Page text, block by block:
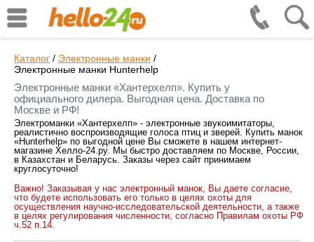
Каталог / Электронные манки /
Электронные манки Hunterhelp
Электронные манки «Хантерхелп». Купить у
официального дилера. Выгодная цена. Доставка по
Москве и РФ!
Электроманки «Хантерхелп» - электронные звукоимитаторы,
реалистично воспроизводящие голоса птиц и зверей. Купить манок
«Hunterhelp» по выгодной цене Вы сможете в нашем интернет-
магазине Хелло-24.ру. Мы быстро доставляем по Москве, России,
в Казахстан и Беларусь. Заказы через сайт принимаем
круглосуточно!
Важно! Заказывая у нас электронный манок, Вы даете согласие,
что будете использовать его только в целях охоты для
осуществления научно-исследовательской деятельности, а также
в целях регулирования численности, согласно Правилам охоты РФ
ч.52 п.14.